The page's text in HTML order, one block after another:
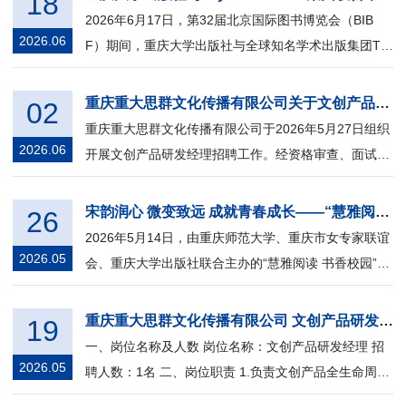
2026年6月17日，第32届北京国际图书博览会（BIB
F）期间，重庆大学出版社与全球知名学术出版集团Tay
lor&FrancisGroup（泰勒-弗朗西斯集团）...
2026.06
重庆重大思群文化传播有限公司关于文创产品研发经理招聘拟录用人员公告
重庆重大思群文化传播有限公司于2026年5月27日组织
开展文创产品研发经理招聘工作。经资格审查、面试、
背景考察及体检等环节综合评定，现将...
02
2026.06
宋韵润心 微变致远 成就青春成长——“慧雅阅读 书香校园”公益活动圆满举办
2026年5月14日，由重庆师范大学、重庆市女专家联谊
会、重庆大学出版社联合主办的“慧雅阅读 书香校园”公
益活动在重庆师范大学国家应用数...
26
2026.05
重庆重大思群文化传播有限公司 文创产品研发经理招聘信息
一、岗位名称及人数 岗位名称：文创产品研发经理 招
聘人数：1名 二、岗位职责 1.负责文创产品全生命周期
管理，包括市场调研、概念策划、设...
19
2026.05